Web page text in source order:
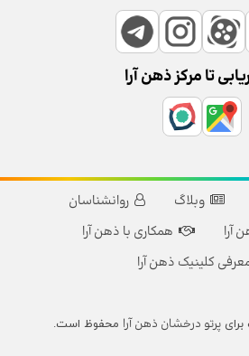
تا مرکز ذهن آرا
وبلاگ
روانشناسان
آرا
همکاری با ذهن آرا
کلینیک ذهن آرا
پرتو درخشان ذهن آرا محفوظ است.